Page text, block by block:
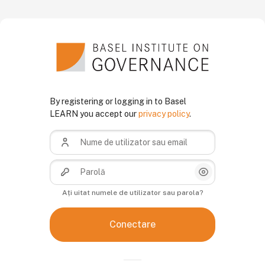
By registering or logging in to Basel
LEARN you accept ourprivacy policy.
Nume de utilizator sau email
Parolă
Afișează/
Ați uitat numele de utilizator sau parola?
Conectare